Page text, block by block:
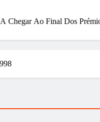
Final Dos Prémio Das